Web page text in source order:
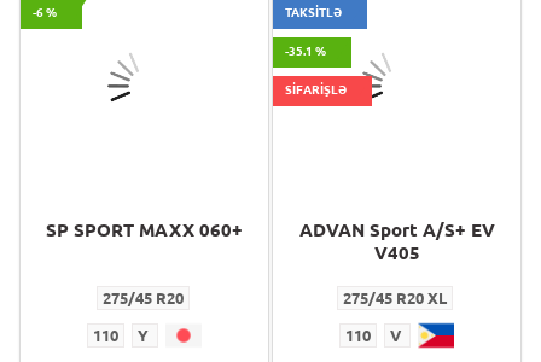
-6 %
SP SPORT MAXX 060+
275/45 R20
110 Y
TAKSİTLƏ
-35.1 %
SİFARİŞLƏ
ADVAN Sport A/S+ EV
V405
275/45 R20 XL
110 V